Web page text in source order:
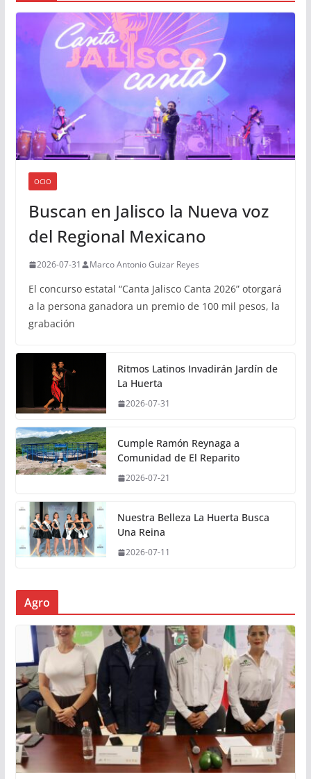
OCIO
Buscan en Jalisco la Nueva voz
del Regional Mexicano
2026-07-31 Marco Antonio Guizar Reyes
El concurso estatal “Canta Jalisco Canta 2026” otorgará
a la persona ganadora un premio de 100 mil pesos, la
grabación
Ritmos Latinos Invadirán Jardín de
La Huerta
2026-07-31
Cumple Ramón Reynaga a
Comunidad de El Reparito
2026-07-21
Nuestra Belleza La Huerta Busca
Una Reina
2026-07-11
Agro